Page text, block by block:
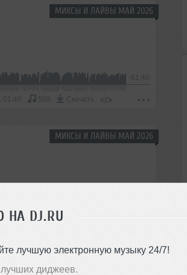
НА DJ.RU
лучшую электронную музыку 24/7!
диджеев.
МИКСЫ И ЛАЙВЫ МАЙ 2026
-61:40
508 Скачать </>
МИКСЫ И ЛАЙВЫ МАЙ 2026